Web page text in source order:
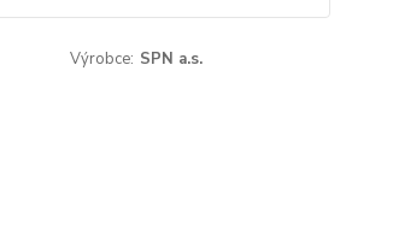
Výrobce: SPN a.s.